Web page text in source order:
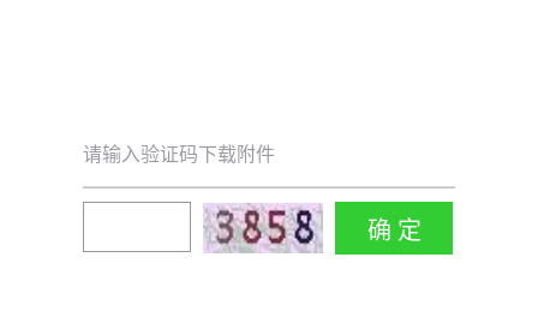
请输入验证码下载附件